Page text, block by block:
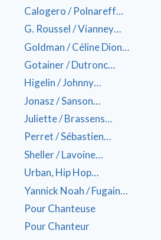
Calogero / Polnareff…
G. Roussel / Vianney…
Goldman / Céline Dion…
Gotainer / Dutronc…
Higelin / Johnny…
Jonasz / Sanson…
Juliette / Brassens…
Perret / Sébastien…
Sheller / Lavoine…
Urban, Hip Hop…
Yannick Noah / Fugain…
Pour Chanteuse
Pour Chanteur